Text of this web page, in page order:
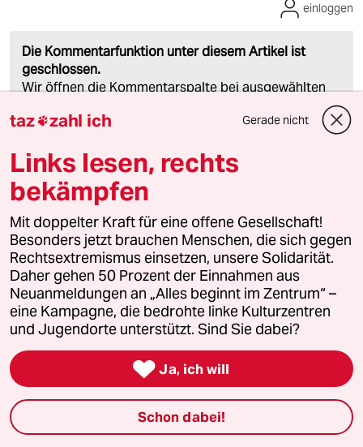
Die Kommentarfunktion unter diesem Artikel ist
geschlossen.
Wir öffnen die Kommentarspalte bei ausgewählten
einloggen
meistkommentiert
1 Krise der Demokratie
AfD-Wählen als Triebabfuhr
2 Zivildienst
Zwangsdienst als Randnotiz
3 Forstwissenschaftler über Brände
„Der Mythos vom Brandstifter hält sich
taz zahl ich Gerade nicht
Links lesen, rechts
bekämpfen
Mit doppelter Kraft für eine offene Gesellschaft!
Besonders jetzt brauchen Menschen, die sich gegen
Rechtsextremismus einsetzen, unsere Solidarität.
Daher gehen 50 Prozent der Einnahmen aus
Neuanmeldungen an „Alles beginnt im Zentrum“ –
eine Kampagne, die bedrohte linke Kulturzentren
und Jugendorte unterstützt. Sind Sie dabei?
 Ja, ich will
Schon dabei!